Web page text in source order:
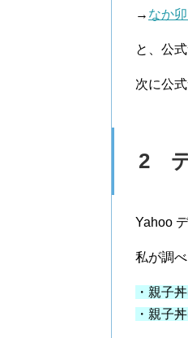
→ なか
と、公
次に公
2 デ
Yahoo
私が調
・親子
・親子